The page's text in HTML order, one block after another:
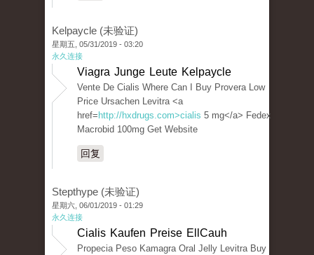
Kelpaycle (未验证)
星期五, 05/31/2019 - 03:20
永久连接
Viagra Junge Leute Kelpaycle
Vente De Cialis Where Can I Buy Provera Low
Price Ursachen Levitra <a
href= http://hxdrugs.com>cialis 5 mg</a> Fedex
Macrobid 100mg Get Website
回复
Stepthype (未验证)
星期六, 06/01/2019 - 01:29
永久连接
Cialis Kaufen Preise EllCauh
Propecia Peso Kamagra Oral Jelly Levitra Buy